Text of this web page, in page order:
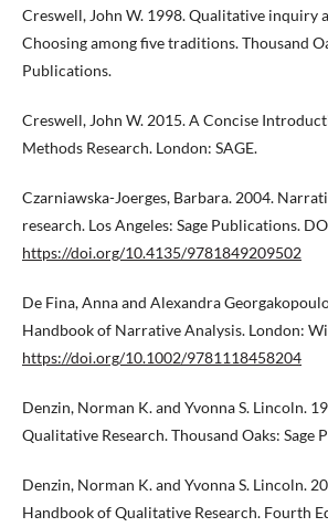
Creswell, John W. 1998. Qualitative inquiry
Choosing among five traditions. Thousand
Publications.
Creswell, John W. 2015. A Concise
Methods Research. London: SAGE.
Czarniawska-Joerges, Barbara. 2004.
research. Los Angeles: Sage Publications.
https://doi.org/10.4135/9781849209502
De Fina, Anna and Alexandra
Handbook of Narrative Analysis. London:
https://doi.org/10.1002/9781118458204
Denzin, Norman K. and Yvonna S. Lincoln.
Qualitative Research. Thousand Oaks: Sage
Denzin, Norman K. and Yvonna S. Lincoln.
Handbook of Qualitative Research. Fourth